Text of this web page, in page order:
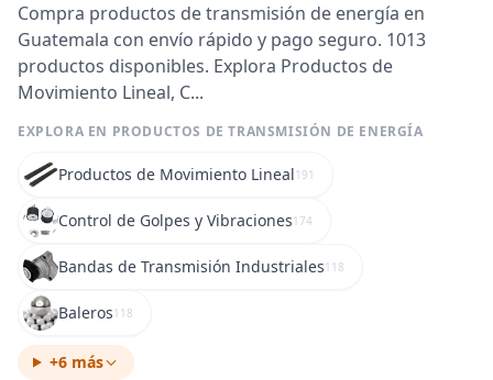
Compra productos de transmisión de energía en
Guatemala con envío rápido y pago seguro. 1013
productos disponibles. Explora Productos de
Movimiento Lineal, C...
EXPLORA EN PRODUCTOS DE TRANSMISIÓN DE ENERGÍA
Productos de Movimiento Lineal191
Control de Golpes y Vibraciones174
Bandas de Transmisión Industriales118
Baleros118
+6 más